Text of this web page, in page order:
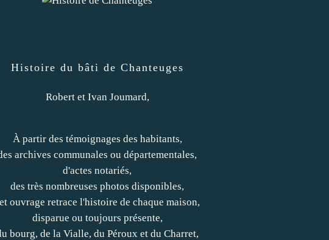
Histoire du bâti de Chanteuges
Robert et Ivan Joumard,
À partir des témoignages des habitants,
archives communales ou départementales,
d'actes notariés,
des très nombreuses photos disponibles,
ouvrage retrace l'histoire de chaque maison,
disparue ou toujours présente,
bourg, de la Vialle, du Péroux et du Charret,